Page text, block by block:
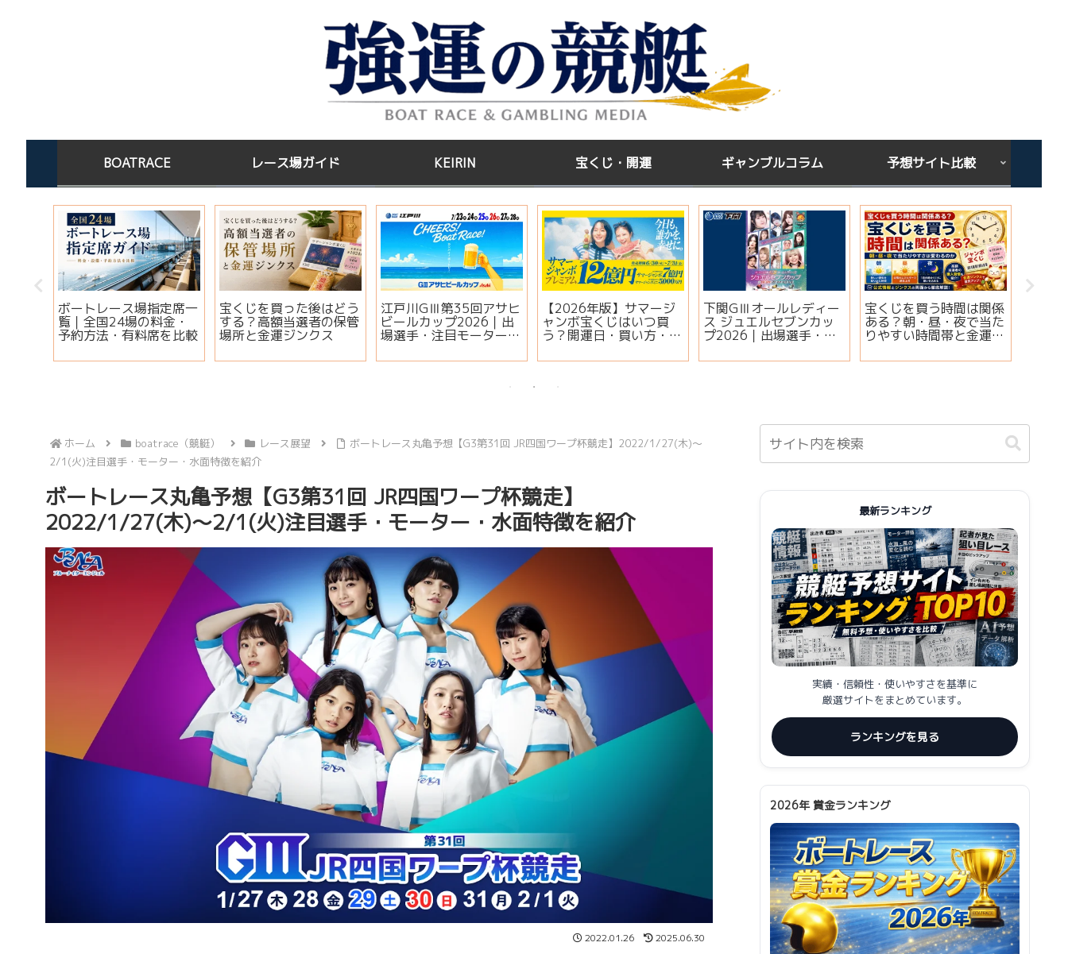
BOATRACE レース場ガイド KEIRIN 宝くじ・開運 ギャンブルコラム 予想サイト比較
ボートレース場指定席一
覧｜全国24場の料金・
予約方法・有料席を比較
宝くじを買った後はどう
する？高額当選者の保管
場所と金運ジンクス
江戸川GⅢ第35回アサヒ
ビールカップ2026｜出
場選手・注目モーター・
【2026年版】サマージ
ャンボ宝くじはいつ買
う？開運日・買い方・連
説
下関GⅢオールレディー
ス ジュエルセブンカッ
プ2026｜出場選手・注
報まとめ
宝くじを買う時間は関係
ある？朝・昼・夜で当た
りやすい時間帯と金運ジ
ホーム boatrace（競艇） レース展望
ボートレース丸亀予想【G3第31回 JR四国ワープ杯競走】2022/1/27(木)～
2/1(火)注目選手・モーター・水面特徴を紹介
ボートレース丸亀予想【G3第31回 JR四国ワープ杯競走】
2022/1/27(木)～2/1(火)注目選手・モーター・水面特徴を紹介
2022.01.26 2025.06.30
最新ランキング
実績・信頼性・使いやすさを基準に
厳選サイトをまとめています。
ランキングを見る
2026年 賞金ランキング